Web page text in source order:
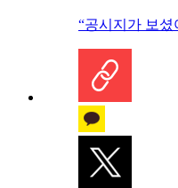
“공시지가 보셨